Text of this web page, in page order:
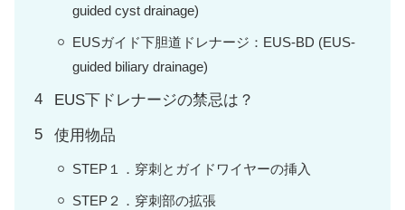
guided cyst drainage)
EUSガイド下胆道ドレナージ：EUS-BD (EUS-
guided biliary drainage)
EUS下ドレナージの禁忌は？
使用物品
STEP１．穿刺とガイドワイヤーの挿入
STEP２．穿刺部の拡張